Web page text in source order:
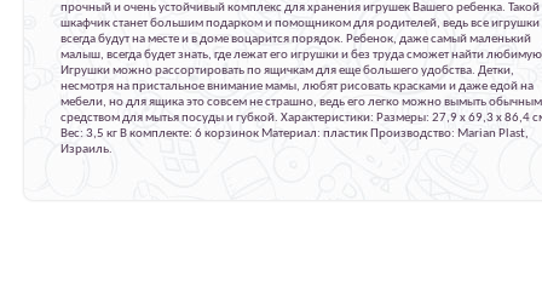
прочный и очень устойчивый комплекс для хранения игрушек Вашего ребенка. Такой
шкафчик станет большим подарком и помощником для родителей, ведь все игрушки
всегда будут на месте и в доме воцарится порядок. Ребенок, даже самый маленький
малыш, всегда будет знать, где лежат его игрушки и без труда сможет найти
Игрушки можно рассортировать по ящичкам для еще большего удобства. Детки,
несмотря на пристальное внимание мамы, любят рисовать красками и даже едой на
мебели, но для ящика это совсем не страшно, ведь его легко можно вымыть обычным
средством для мытья посуды и губкой. Характеристики: Размеры: 27,9 x 69,3 x 86,4
Вес: 3,5 кг В комплекте: 6 корзинок Материал: пластик Производство: Marian Plast,
Израиль.